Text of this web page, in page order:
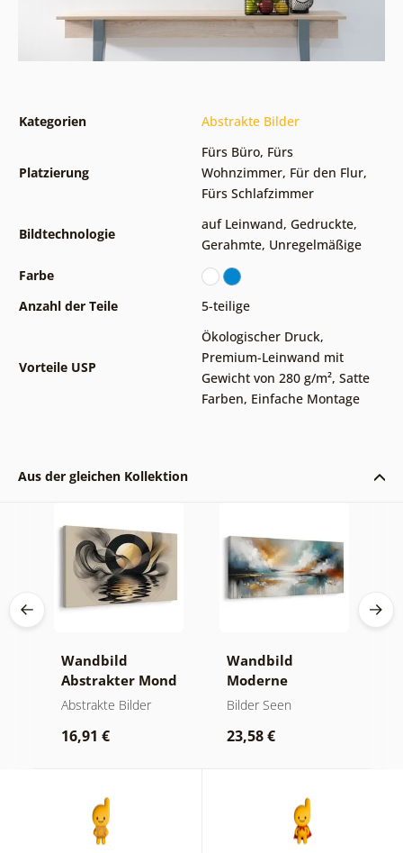
Kategorien Abstrakte Bilder
Platzierung
Fürs Büro, Fürs
Wohnzimmer, Für den Flur,
Fürs Schlafzimmer
Bildtechnologie
auf Leinwand, Gedruckte,
Gerahmte, Unregelmäßige
Farbe
Anzahl der Teile
5-teilige
Vorteile USP
Ökologischer Druck,
Premium-Leinwand mit
Gewicht von 280 g/m², Satte
Farben, Einfache Montage
Aus der gleichen Kollektion
Wandbild
Abstrakter Mond
am Wasser
Abstrakte Bilder
16,91 €
Wandbild
Moderne
Abstraktion mit
Bilder Seen
23,58 €